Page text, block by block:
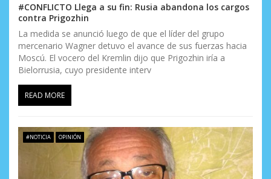
#CONFLICTO Llega a su fin: Rusia abandona los cargos
contra Prigozhin
La medida se anunció luego de que el líder del grupo
mercenario Wagner detuvo el avance de sus fuerzas hacia
Moscú. El vocero del Kremlin dijo que Prigozhin iría a
Bielorrusia, cuyo presidente interv
READ MORE
#NOTICIA OPINIÓN